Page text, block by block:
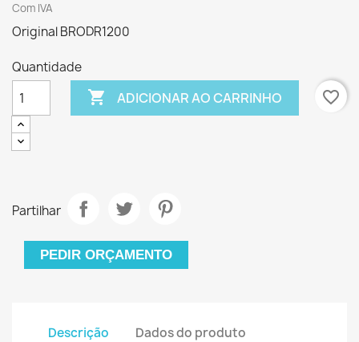
Com IVA
Original BRODR1200
Quantidade
 ADICIONAR AO CARRINHO favorite_border
Partilhar
PEDIR ORÇAMENTO
Descrição Dados do produto